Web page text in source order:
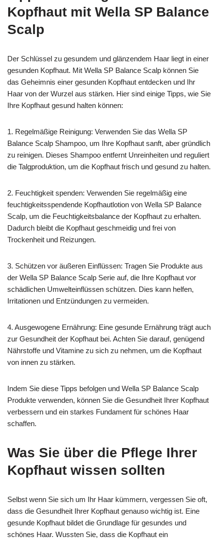
Kopfhaut mit Wella SP Balance
Scalp
Der Schlüssel zu gesundem und glänzendem Haar liegt in einer
gesunden Kopfhaut. Mit Wella SP Balance Scalp können Sie
das Geheimnis einer gesunden Kopfhaut entdecken und Ihr
Haar von der Wurzel aus stärken. Hier sind einige Tipps, wie Sie
Ihre Kopfhaut gesund halten können:
1. Regelmäßige Reinigung: Verwenden Sie das Wella SP
Balance Scalp Shampoo, um Ihre Kopfhaut sanft, aber gründlich
zu reinigen. Dieses Shampoo entfernt Unreinheiten und reguliert
die Talgproduktion, um die Kopfhaut frisch und gesund zu halten.
2. Feuchtigkeit spenden: Verwenden Sie regelmäßig eine
feuchtigkeitsspendende Kopfhautlotion von Wella SP Balance
Scalp, um die Feuchtigkeitsbalance der Kopfhaut zu erhalten.
Dadurch bleibt die Kopfhaut geschmeidig und frei von
Trockenheit und Reizungen.
3. Schützen vor äußeren Einflüssen: Tragen Sie Produkte aus
der Wella SP Balance Scalp Serie auf, die Ihre Kopfhaut vor
schädlichen Umwelteinflüssen schützen. Dies kann helfen,
Irritationen und Entzündungen zu vermeiden.
4. Ausgewogene Ernährung: Eine gesunde Ernährung trägt auch
zur Gesundheit der Kopfhaut bei. Achten Sie darauf, genügend
Nährstoffe und Vitamine zu sich zu nehmen, um die Kopfhaut
von innen zu stärken.
Indem Sie diese Tipps befolgen und Wella SP Balance Scalp
Produkte verwenden, können Sie die Gesundheit Ihrer Kopfhaut
verbessern und ein starkes Fundament für schönes Haar
schaffen.
Was Sie über die Pflege Ihrer
Kopfhaut wissen sollten
Selbst wenn Sie sich um Ihr Haar kümmern, vergessen Sie oft,
dass die Gesundheit Ihrer Kopfhaut genauso wichtig ist. Eine
gesunde Kopfhaut bildet die Grundlage für gesundes und
schönes Haar. Wussten Sie, dass die Kopfhaut ein